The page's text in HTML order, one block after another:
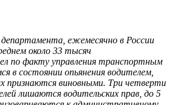
ежемесячно в России
около 33 тысяч
по факту управления транспортным
в состоянии опьянения водителем,
признаются виновными. Три четверти
лишаются водительских прав, до 5